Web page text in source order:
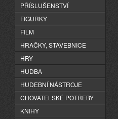
PŘÍSLUŠENSTVÍ
FIGURKY
FILM
HRAČKY, STAVEBNICE
HRY
HUDBA
HUDEBNÍ NÁSTROJE
CHOVATELSKÉ POTŘEBY
KNIHY